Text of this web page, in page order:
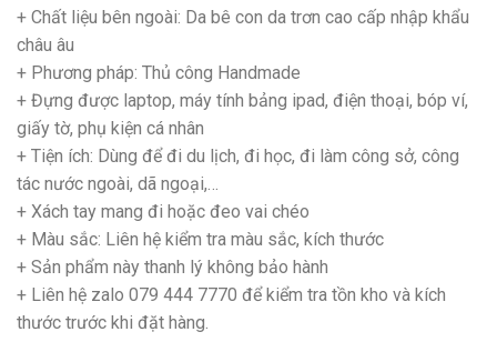
+ Chất liệu bên ngoài: Da bê con da trơn cao cấp nhập khẩu
châu âu
+ Phương pháp: Thủ công Handmade
+ Đựng được laptop, máy tính bảng ipad, điện thoại, bóp ví,
giấy tờ, phụ kiện cá nhân
+ Tiện ích: Dùng để đi du lịch, đi học, đi làm công sở, công
tác nước ngoài, dã ngoại,…
+ Xách tay mang đi hoặc đeo vai chéo
+ Màu sắc: Liên hệ kiểm tra màu sắc, kích thước
+ Sản phẩm này thanh lý không bảo hành
+ Liên hệ zalo 079 444 7770 để kiểm tra tồn kho và kích
thước trước khi đặt hàng.